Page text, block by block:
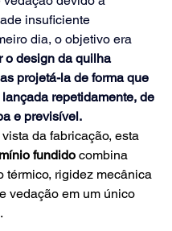
insuficiente
dia, o objetivo era
o design da quilha
projetá-la de forma que
repetidamente, de
e previsível.
da fabricação, esta
fundido combina
térmico, rigidez mecânica
vedação em um único